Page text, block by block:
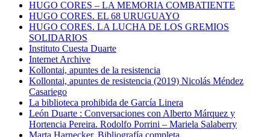
HUGO CORES – LA MEMORIA COMBATIENTE
HUGO CORES. EL 68 URUGUAYO
HUGO CORES. LA LUCHA DE LOS GREMIOS
SOLIDARIOS
Instituto Cuesta Duarte
Internet Archive
Kollontai, apuntes de la resistencia
Kollontai, apuntes de resistencia (2019) Nicolás Méndez
Casariego
La biblioteca prohibida de García Linera
León Duarte : Conversaciones con Alberto Márquez y
Hortencia Pereira. Rodolfo Porrini – Mariela Salaberry
Marta Harnecker, Bibliografía completa.